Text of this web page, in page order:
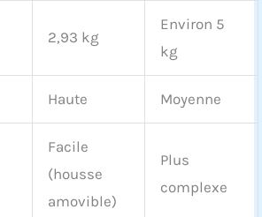
2,93 kg
Environ 5
kg
Haute Moyenne
Facile
(housse
amovible)
Plus
complexe